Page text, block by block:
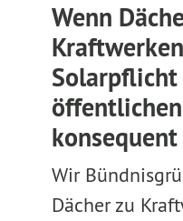
Wenn
Wir
Dächer zu